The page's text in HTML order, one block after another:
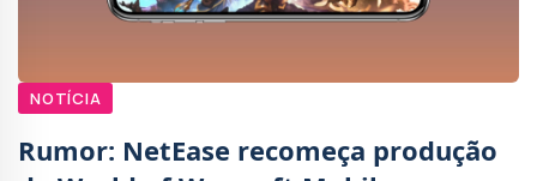
NOTÍCIA
Rumor: NetEase recomeça produção